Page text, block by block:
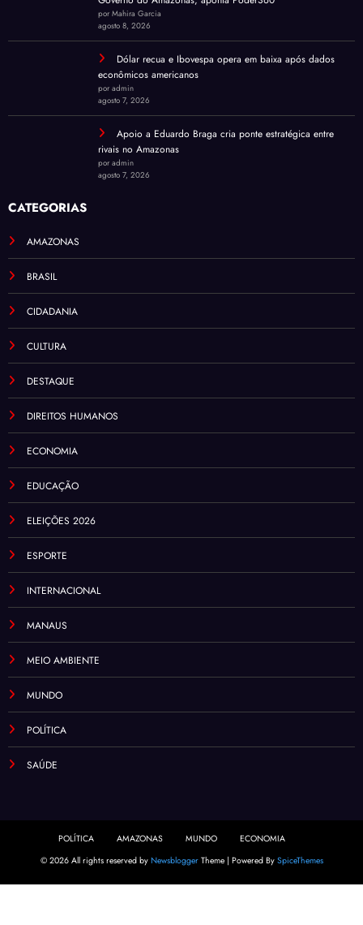
por Mahira Garcia
agosto 8, 2026
Dólar recua e Ibovespa opera em baixa após dados
econômicos americanos
por admin
agosto 7, 2026
Apoio a Eduardo Braga cria ponte estratégica entre
rivais no Amazonas
por admin
agosto 7, 2026
CATEGORIAS
AMAZONAS
BRASIL
CIDADANIA
CULTURA
DESTAQUE
DIREITOS HUMANOS
ECONOMIA
EDUCAÇÃO
ELEIÇÕES 2026
ESPORTE
INTERNACIONAL
MANAUS
MEIO AMBIENTE
MUNDO
POLÍTICA
SAÚDE
POLÍTICA AMAZONAS MUNDO
ECONOMIA
© 2026 All rights reserved by NewsbloggerTheme | Powered By SpiceThemes